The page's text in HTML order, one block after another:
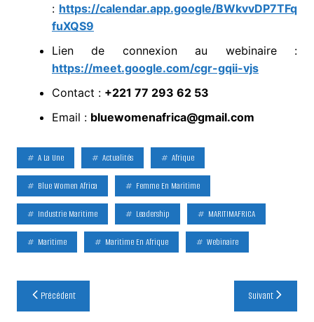
: https://calendar.app.google/BWkvvDP7TFq
fuXQS9
Lien de connexion au webinaire :
https://meet.google.com/cgr-gqii-vjs
Contact : +221 77 293 62 53
Email : bluewomenafrica@gmail.com
A La Une Actualités Afrique
Blue Women Africa Femme En Maritime
Industrie Maritime Leadership MARITIMAFRICA
Maritime Maritime En Afrique Webinaire
Navigation
de
Précédent Suivant